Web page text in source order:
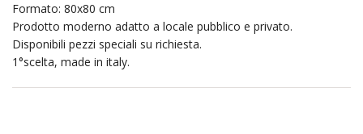
Formato: 80x80 cm
Prodotto moderno adatto a locale pubblico e privato.
Disponibili pezzi speciali su richiesta.
1°scelta, made in italy.